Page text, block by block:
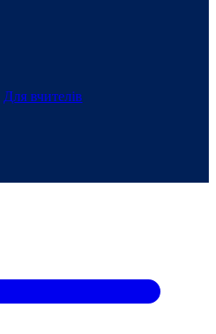
Для вчителів